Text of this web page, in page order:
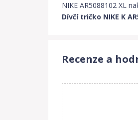
NIKE AR5088102 XL
Dívčí tričko NIKE K
Recenze a